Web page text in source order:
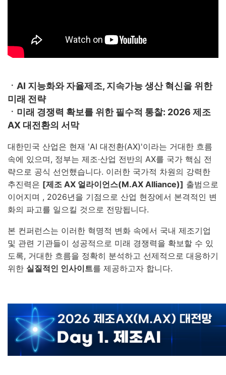
ㆍAI 지능화와 자율제조, 지속가능 생산 혁신을 위한
미래 전략
ㆍ미래 경쟁력 확보를 위한 필수적 통찰: 2026 제조
AX 대전환의 서막
대한민국 산업은 현재 'AI 대전환(AX)'이라는 거대한 흐름
속에 있으며, 정부는 제조·산업 전반의 AX를 국가 핵심 전
략으로 공식 선언했습니다. 이러한 국가적 차원의 강력한
추진력은 [제조 AX 얼라이언스(M.AX Alliance)] 출범으로
이어지며 , 2026년을 기점으로 산업 현장에서 본격적인 변
화의 파고를 일으킬 것으로 전망됩니다.
본 컨퍼런스는 이러한 혁명적 변화 속에서 국내 제조기업
및 관련 기관들이 성공적으로 미래 경쟁력을 확보할 수 있
도록, 거대한 흐름을 정확히 분석하고 선제적으로 대응하기
위한 실질적인 인사이트를 제공하고자 합니다.